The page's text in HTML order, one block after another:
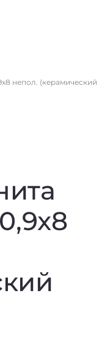
непол. (керамический